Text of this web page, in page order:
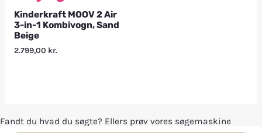
Kinderkraft MOOV 2 Air
3-in-1 Kombivogn, Sand
Beige
2.799,00 kr.
Fandt du hvad du søgte? Ellers prøv vores søgemaskine